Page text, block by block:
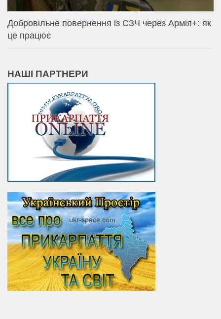
Добровільне повернення із СЗЧ через Армія+: як
це працює
НАШІ ПАРТНЕРИ